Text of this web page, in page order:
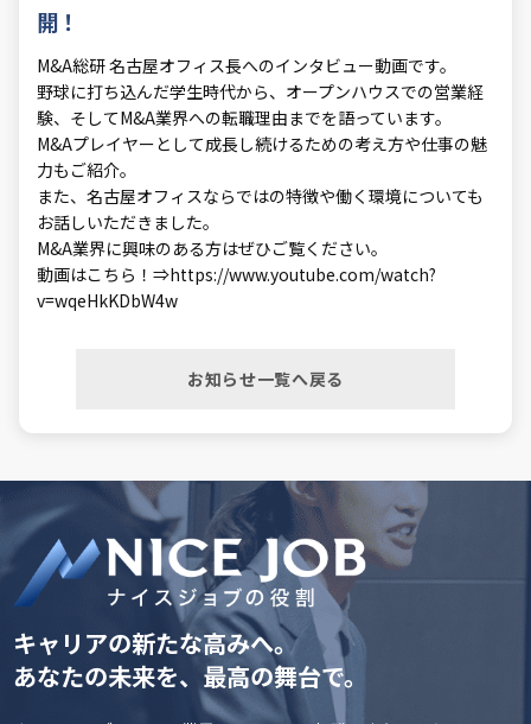
開！
M&A総研 名古屋オフィス長へのインタビュー動画です。
野球に打ち込んだ学生時代から、オープンハウスでの営業経
験、そしてM&A業界への転職理由までを語っています。
M&Aプレイヤーとして成長し続けるための考え方や仕事の魅
力もご紹介。
また、名古屋オフィスならではの特徴や働く環境についても
お話しいただきました。
M&A業界に興味のある方はぜひご覧ください。
動画はこちら！⇒https://www.youtube.com/watch?
v=wqeHkKDbW4w
お知らせ一覧へ戻る
キャリアの新たな高みへ。
あなたの未来を、最高の舞台で。